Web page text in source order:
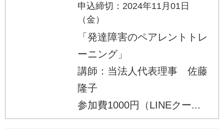
申込締切：2024年11月01日
（金）
「発達障害のペアレントトレ
ーニング」
講師：当法人代表理事 佐藤
隆子
参加費1000円（LINEクー...